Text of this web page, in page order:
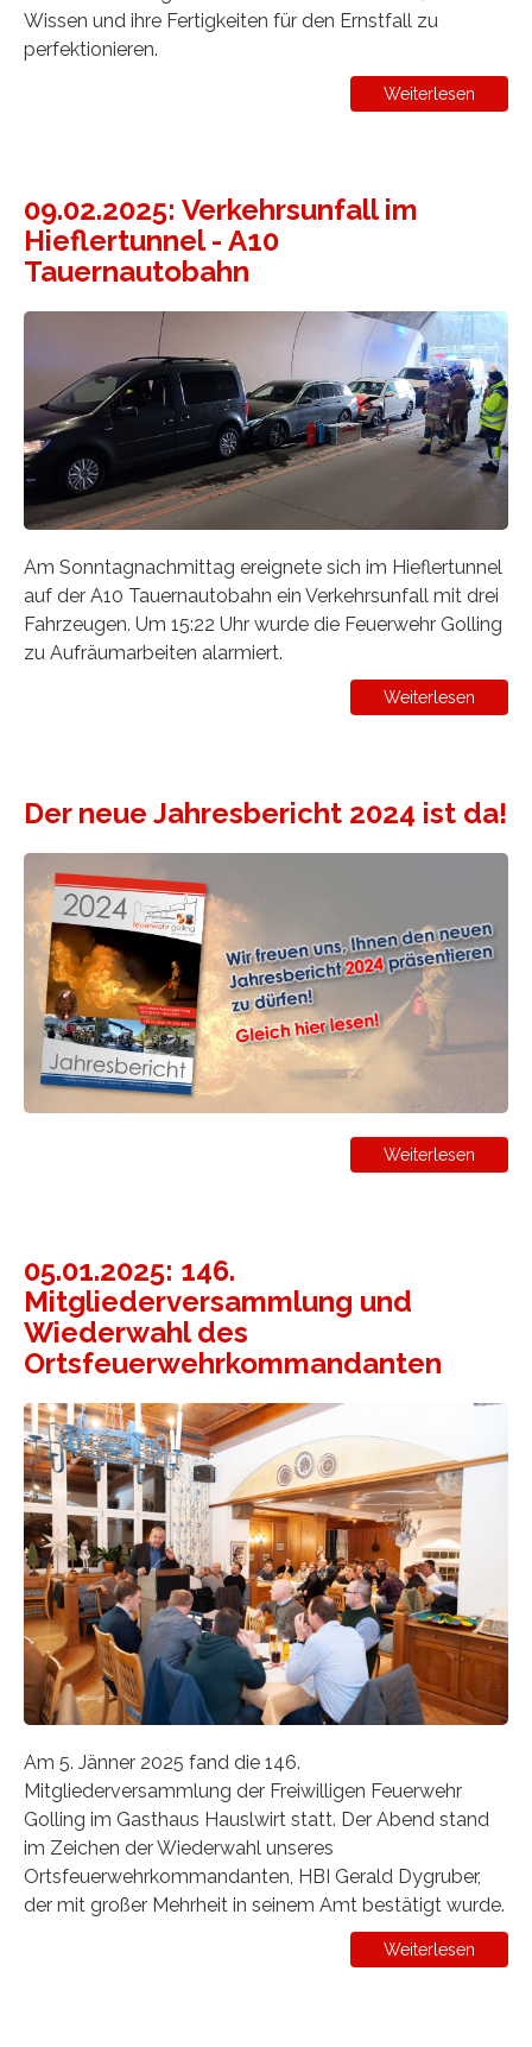
Wissen und ihre Fertigkeiten für den Ernstfall zu
perfektionieren.
Weiterlesen
09.02.2025: Verkehrsunfall im
Hieflertunnel - A10
Tauernautobahn
Am Sonntagnachmittag ereignete sich im Hieflertunnel
auf der A10 Tauernautobahn ein Verkehrsunfall mit drei
Fahrzeugen. Um 15:22 Uhr wurde die Feuerwehr Golling
zu Aufräumarbeiten alarmiert.
Weiterlesen
Der neue Jahresbericht 2024 ist da!
Weiterlesen
05.01.2025: 146.
Mitgliederversammlung und
Wiederwahl des
Ortsfeuerwehrkommandanten
Am 5. Jänner 2025 fand die 146.
Mitgliederversammlung der Freiwilligen Feuerwehr
Golling im Gasthaus Hauslwirt statt. Der Abend stand
im Zeichen der Wiederwahl unseres
Ortsfeuerwehrkommandanten, HBI Gerald Dygruber,
der mit großer Mehrheit in seinem Amt bestätigt wurde.
Weiterlesen